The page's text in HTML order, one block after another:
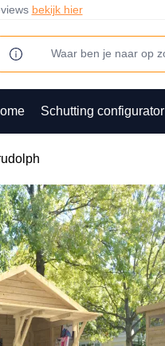
bekijk hier
Schutting configurator